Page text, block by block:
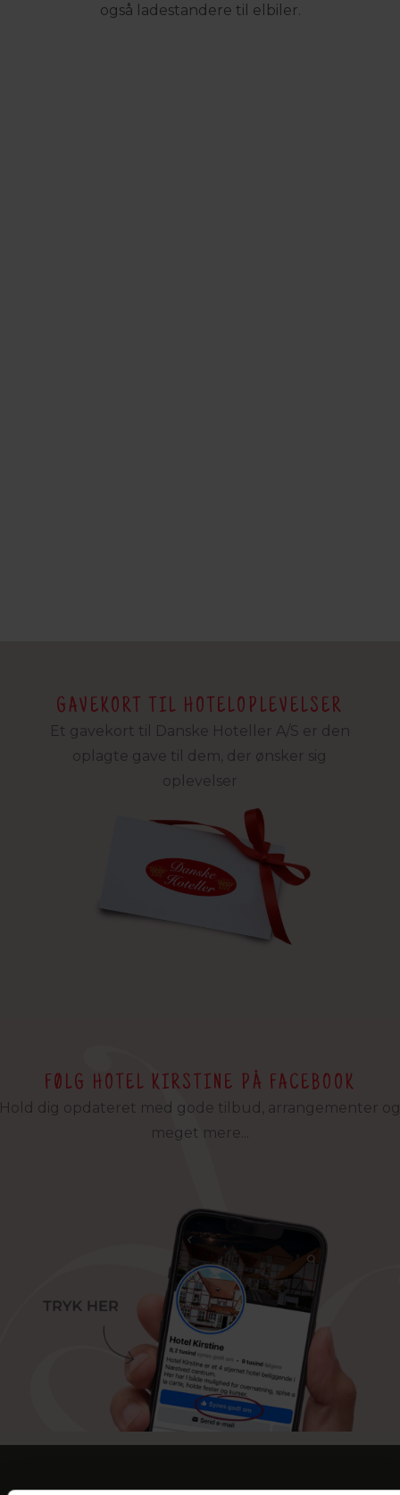
også ladestandere til elbiler.
GAVEKORT TIL HOTELOPLEVELSER
Et gavekort til Danske Hoteller A/S er den
oplagte gave til dem, der ønsker sig
oplevelser
FØLG HOTEL KIRSTINE PÅ FACEBOOK
Hold dig opdateret med gode tilbud, arrangementer og
meget mere...